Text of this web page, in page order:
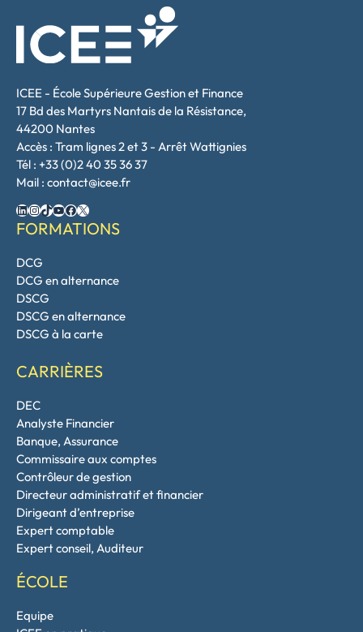
ICEE - École Supérieure Gestion et Finance
17 Bd des Martyrs Nantais de la Résistance,
44200 Nantes
Accès : Tram lignes 2 et 3 - Arrêt Wattignies
Tél : +33 (0)2 40 35 36 37
Mail : contact@icee.fr
LinkedIn
Instagram
TikTok
YouTube
Facebook
X
FORMATIONS
DCG
DCG en alternance
DSCG
DSCG en alternance
DSCG à la carte
CARRIÈRES
DEC
Analyste Financier
Banque, Assurance
Commissaire aux comptes
Contrôleur de gestion
Directeur administratif et financier
Dirigeant d’entreprise
Expert comptable
Expert conseil, Auditeur
ÉCOLE
Equipe